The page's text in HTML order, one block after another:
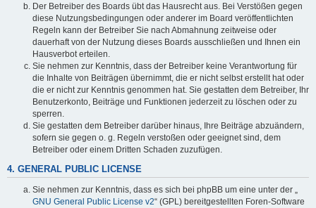
Der Betreiber des Boards übt das Hausrecht aus. Bei Verstößen gegen
diese Nutzungsbedingungen oder anderer im Board veröffentlichten
Regeln kann der Betreiber Sie nach Abmahnung zeitweise oder
dauerhaft von der Nutzung dieses Boards ausschließen und Ihnen ein
Hausverbot erteilen.
Sie nehmen zur Kenntnis, dass der Betreiber keine Verantwortung für
die Inhalte von Beiträgen übernimmt, die er nicht selbst erstellt hat oder
die er nicht zur Kenntnis genommen hat. Sie gestatten dem Betreiber, Ihr
Benutzerkonto, Beiträge und Funktionen jederzeit zu löschen oder zu
sperren.
Sie gestatten dem Betreiber darüber hinaus, Ihre Beiträge abzuändern,
sofern sie gegen o. g. Regeln verstoßen oder geeignet sind, dem
Betreiber oder einem Dritten Schaden zuzufügen.
4. GENERAL PUBLIC LICENSE
Sie nehmen zur Kenntnis, dass es sich bei phpBB um eine unter der „
GNU General Public License v2“ (GPL) bereitgestellten Foren-Software